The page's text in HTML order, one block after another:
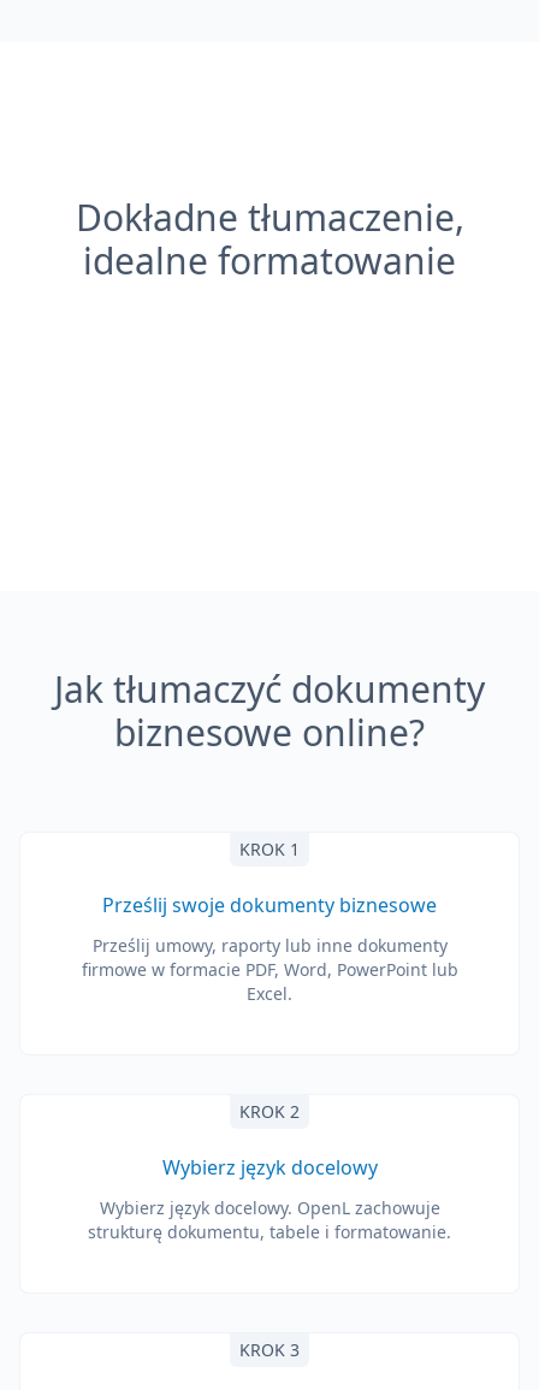
Dokładne tłumaczenie,
idealne formatowanie
Jak tłumaczyć dokumenty
biznesowe online?
KROK 1
Prześlij swoje dokumenty biznesowe
Prześlij umowy, raporty lub inne dokumenty
firmowe w formacie PDF, Word, PowerPoint lub
Excel.
KROK 2
Wybierz język docelowy
Wybierz język docelowy. OpenL zachowuje
strukturę dokumentu, tabele i formatowanie.
KROK 3